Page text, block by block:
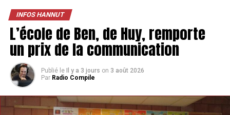
INFOS HANNUT
L’école de Ben, de Huy, remporte
un prix de la communication
Publié le Il y a 3 jours on 3 août 2026
Par Radio Compile